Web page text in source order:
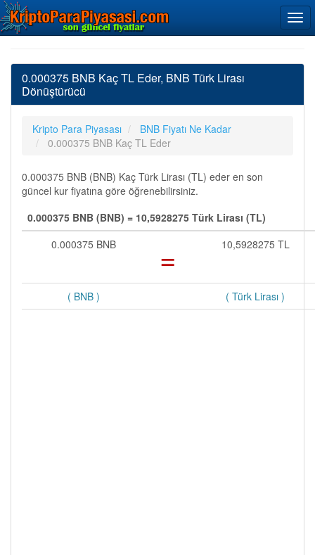
0.000375 BNB Kaç TL Eder, BNB Türk Lirası
Dönüştürücü
Kripto Para Piyasası
BNB Fiyatı Ne Kadar
0.000375 BNB Kaç TL Eder
0.000375 BNB (BNB) Kaç Türk Lirası (TL) eder en son
güncel kur fiyatına göre öğrenebilirsiniz.
0.000375 BNB (BNB) = 10,5928275 Türk Lirası (TL)
0.000375 BNB
= 10,5928275 TL
( BNB ) ( Türk Lirası )